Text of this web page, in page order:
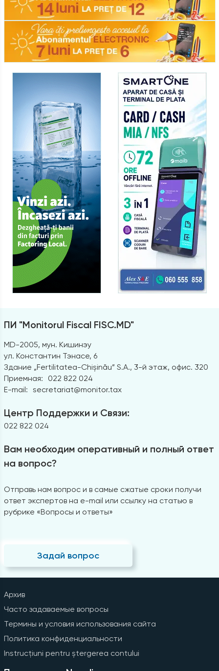
ПИ "Monitorul Fiscal FISC.MD"
MD-2005, мун. Кишинэу
ул. Константин Тэнасе, 6
Здание „Fertilitatea-Chișinău” S.A., 3-й этаж, офис. 320
Приемная:
022 822 024
E-mail: secretariat@monitor.tax
Центр Поддержки и Связи:
022 822 024
Вам необходим оперативный и полный ответ
на вопрос?
Отправь нам вопрос и в самые сжатые сроки получи
ответ экспертов на e-mail или ссылку на статью в
рубрике «Вопросы и ответы»
Задай вопрос
Архив
Часто задаваемые вопросы
Термины и условия использования сайта
Политика конфиденциальности
Instrucțiuni pentru ștergerea contului